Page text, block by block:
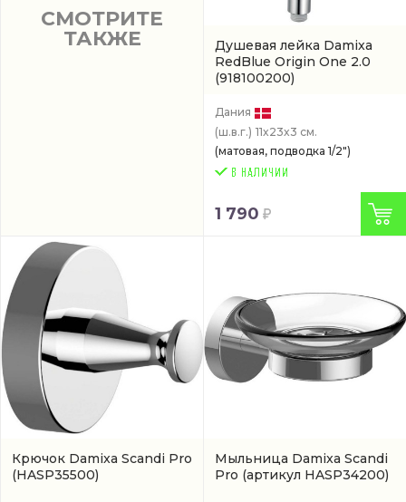
СМОТРИТЕ
ТАКЖЕ
Душевая лейка Damixa
RedBlue Origin One 2.0
(918100200)
Дания
(ш.в.г.) 11x23x3 см.
(матовая, подводка 1/2")
1 790
Крючок Damixa Scandi Pro
(HASP35500)
Мыльница Damixa Scandi
Pro (артикул HASP34200)